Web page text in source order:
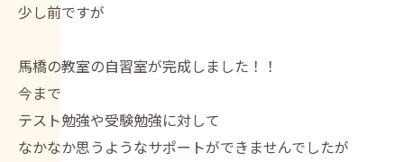
少し前ですが
馬橋の教室の自習室が完成しました！！
今まで
テスト勉強や受験勉強に対して
なかなか思うようなサポートができませんでしたが